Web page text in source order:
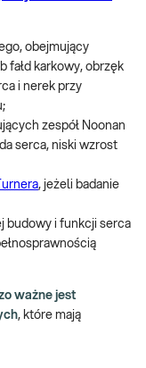
obejmujący
fałd karkowy, obrzęk
i nerek przy
zespół Noonan
serca, niski wzrost
, jeżeli badanie
budowy i funkcji serca
ważne jest
, które mają